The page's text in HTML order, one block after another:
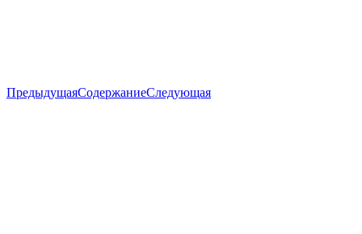
ПредыдущаяСодержаниеСледующая